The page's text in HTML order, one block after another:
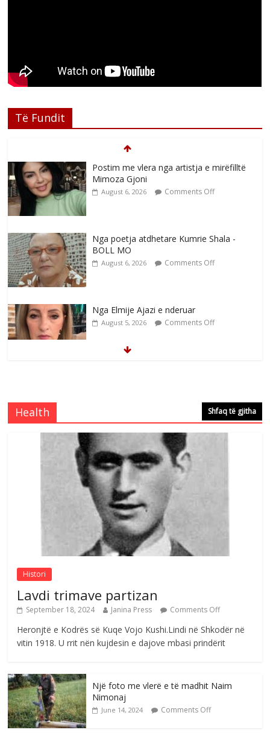
Të Fundit
Postim me vlera nga artistja e mirëfilltë
Mimoza Gjoni
August 6, 2026 Comments Off
Nga poetja atdhetare Kumrie Shala -
BOLL MO
August 6, 2026 Comments Off
Nga Elmije Ajazi e nderuar
August 5, 2026 Comments Off
Comments Off
Çlirimtari Mentor Mushkolaj nderohet
me mirenjohje nga Xhevdet Qeriqi Dega
e invalidëve në Fushë Kosovë
August 4, 2026 Comments Off
Sulm , pse të dua ty
August 8, 2026 Comments Off
Health Shfaq të gjitha
Histori
Lavdi trimave partizan
September 18, 2024 Janina Press Comments Off
Heronjtë e Kodrës së Kuqe Vojo Kushi.Lindi në Shkodër në
vitin 1918. U rrit nën kujdesin e dajove mbasi prindërit
Një foto me vlerë e të madhit Naim
Nimonaj
June 14, 2024 Comments Off